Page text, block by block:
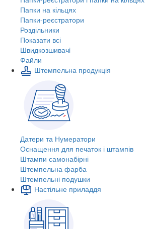
Папки на кільцях
Папки-реєстратори
Роздільники
Показати всі
Швидкозшивачi
Файли
Штемпельна продукція
Датери та Нумератори
Оснащення для печаток і штампів
Штампи самонабірні
Штемпельна фарба
Штемпельні подушки
Настільне приладдя